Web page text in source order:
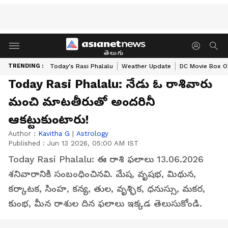
తెలుగు
TRENDING : Today's Rasi Phalalu Weather Update DC Movie Box
Today Rasi Phalalu: నేడు ఓ రాశివారు
మంచి మాటతీరుతో అందరినీ
ఆకట్టుకుంటారు!
Author : Kavitha G | Astrology
Published : Jun 13 2026, 05:00 AM IST
Today Rasi Phalalu: ఈ రాశి ఫలాలు 13.06.2026
శనివారానికి సంబంధించినవి. మేష, వృషభ, మిథున,
కర్కాటక, సింహ, కన్య, తుల, వృశ్ఛిక, ధనుస్సు, మకర,
కుంభ, మీన రాశుల దిన ఫలాలు ఇక్కడ తెలుసుకోండి.